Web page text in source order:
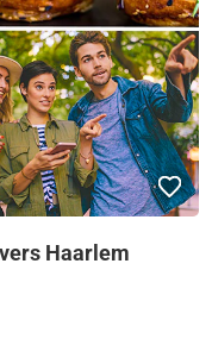
Haarlem